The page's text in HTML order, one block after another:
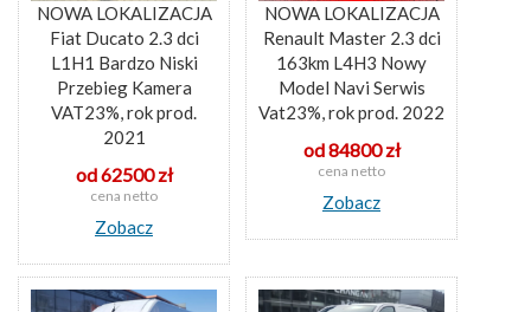
NOWA LOKALIZACJA
Fiat Ducato 2.3 dci
L1H1 Bardzo Niski
Przebieg Kamera
VAT23%, rok prod.
2021
od 62500 zł
cena netto
Zobacz
NOWA LOKALIZACJA
Renault Master 2.3 dci
163km L4H3 Nowy
Model Navi Serwis
Vat23%, rok prod. 2022
od 84800 zł
cena netto
Zobacz